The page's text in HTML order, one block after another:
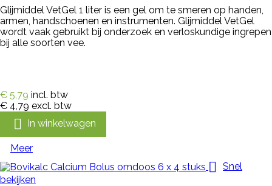
Glijmiddel VetGel 1 liter is een gel om te smeren op handen,
armen, handschoenen en instrumenten. Glijmiddel VetGel
wordt vaak gebruikt bij onderzoek en verloskundige ingrepen
bij alle soorten vee.
€ 5,79 incl. btw
€ 4,79 excl. btw
 In winkelwagen
Meer
 Snel
bekijken